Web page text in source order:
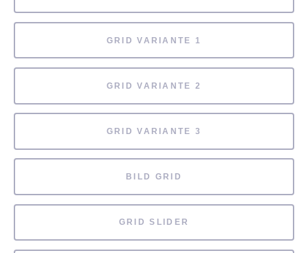
GRID VARIANTE 1
GRID VARIANTE 2
GRID VARIANTE 3
BILD GRID
GRID SLIDER